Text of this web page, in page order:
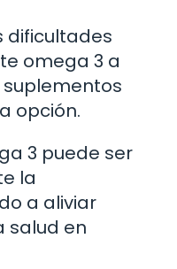
dificultades
omega 3 a
opción.
3 puede ser
la
a aliviar
salud en